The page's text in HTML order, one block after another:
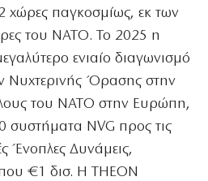
χώρες παγκοσμίως, εκ των
του ΝΑΤΟ. Το 2025 η
ενιαίο διαγωνισμό
Νυχτερινής Όρασης στην
του ΝΑΤΟ στην Ευρώπη,
NVG προς τις
Ένοπλες Δυνάμεις,
€1 δισ. Η THEON